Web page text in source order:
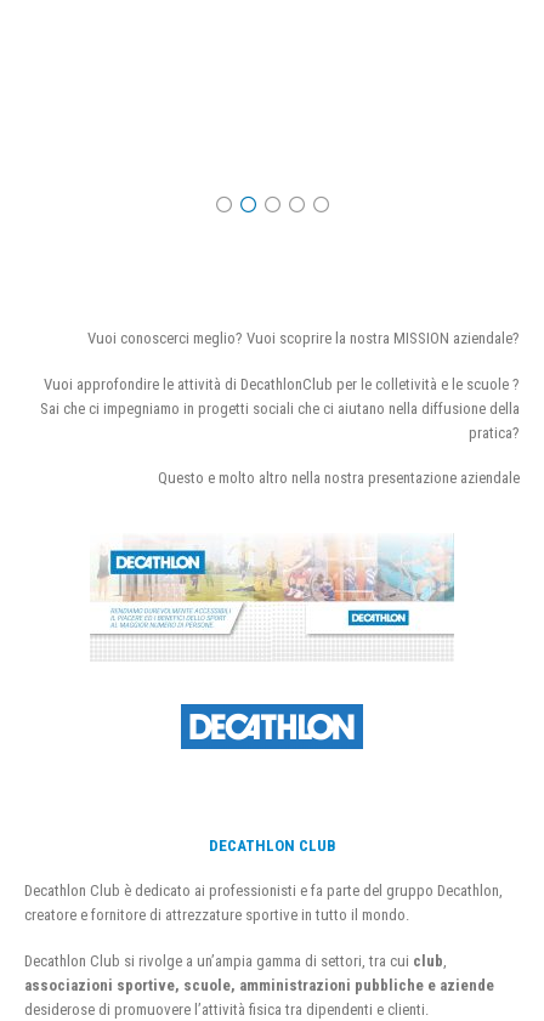
Vuoi conoscerci meglio? Vuoi scoprire la nostra MISSION aziendale?
Vuoi approfondire le attività di DecathlonClub per le colletività e le scuole ?
Sai che ci impegniamo in progetti sociali che ci aiutano nella diffusione della
pratica?
Questo e molto altro nella nostra presentazione aziendale
DECATHLON CLUB
Decathlon Club è dedicato ai professionisti e fa parte del gruppo Decathlon,
creatore e fornitore di attrezzature sportive in tutto il mondo.
Decathlon Club si rivolge a un’ampia gamma di settori, tra cui club
associazioni sportive, scuole, amministrazioni pubbliche e aziende
desiderose di promuovere l’attività fisica tra dipendenti e clienti.